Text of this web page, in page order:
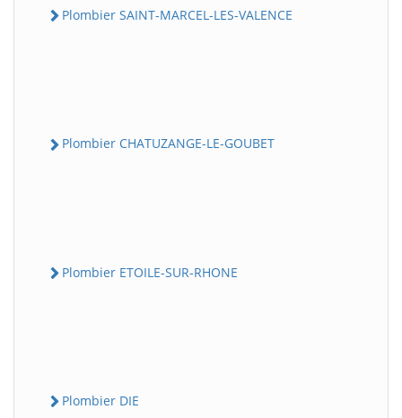
Plombier SAINT-MARCEL-LES-VALENCE
Plombier CHATUZANGE-LE-GOUBET
Plombier ETOILE-SUR-RHONE
Plombier DIE